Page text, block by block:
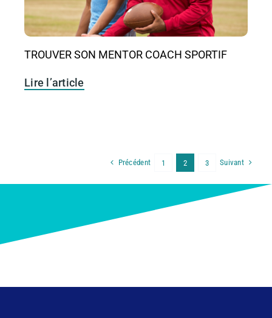
TROUVER SON MENTOR COACH SPORTIF
Lire l’article
Précédent 1 2 3 Suivant